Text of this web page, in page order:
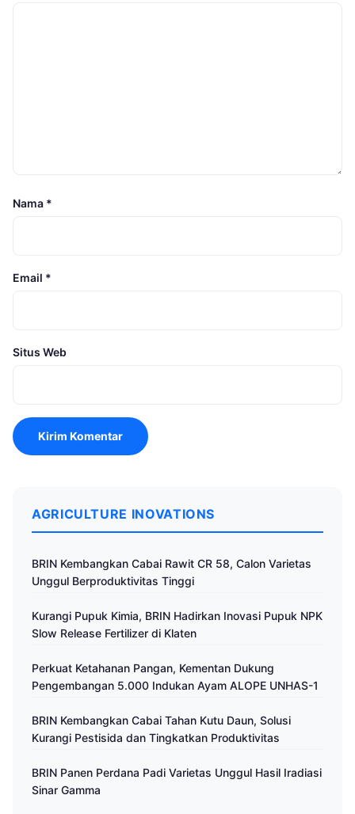
Nama *
Email *
Situs Web
AGRICULTURE INOVATIONS
BRIN Kembangkan Cabai Rawit CR 58, Calon Varietas
Unggul Berproduktivitas Tinggi
Kurangi Pupuk Kimia, BRIN Hadirkan Inovasi Pupuk NPK
Slow Release Fertilizer di Klaten
Perkuat Ketahanan Pangan, Kementan Dukung
Pengembangan 5.000 Indukan Ayam ALOPE UNHAS-1
BRIN Kembangkan Cabai Tahan Kutu Daun, Solusi
Kurangi Pestisida dan Tingkatkan Produktivitas
BRIN Panen Perdana Padi Varietas Unggul Hasil Iradiasi
Sinar Gamma